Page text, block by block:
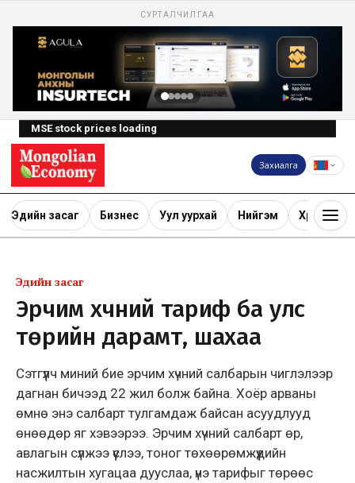
СУРТАЛЧИЛГАА
MSE stock prices loading
Захиалга
Эдийн засаг Бизнес Уул уурхай Нийгэм Хөрөнгө
Эдийн засаг
Эрчим хүчний тариф ба улс
төрийн дарамт, шахаа
Сэтгүүлч миний бие эрчим хүчний салбарын чиглэлээр
дагнан бичээд 22 жил болж байна. Хоёр арваны
өмнө энэ салбарт тулгамдаж байсан асуудлууд
өнөөдөр яг хэвээрээ. Эрчим хүчний салбарт өр,
авлагын сүлжээ үүслээ, тоног төхөөрөмжүүдийн
насжилтын хугацаа дууслаа, үнэ тарифыг төрөөс